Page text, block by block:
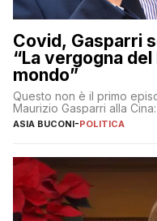
Covid, Gasparri
“La vergogna
mondo”
Questo non è il primo
Maurizio Gasparri alla
ASIA BUCONI-POLITICA